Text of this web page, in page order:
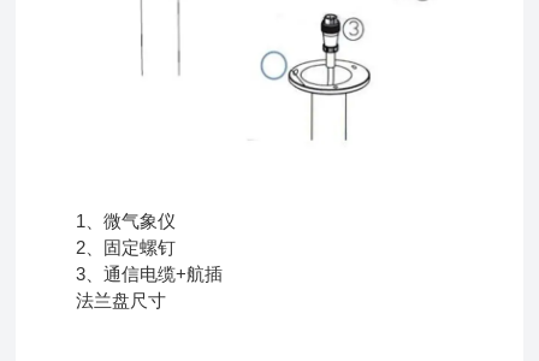
1、微气象仪
2、固定螺钉
3、通信电缆+航插
法兰盘尺寸